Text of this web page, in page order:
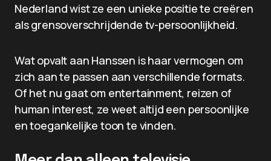
Nederland wist ze een unieke positie te creëren
als grensoverschrijdende tv-persoonlijkheid.
Wat opvalt aan Hanssen is haar vermogen om
zich aan te passen aan verschillende formats.
Of het nu gaat om entertainment, reizen of
human interest, ze weet altijd een persoonlijke
en toegankelijke toon te vinden.